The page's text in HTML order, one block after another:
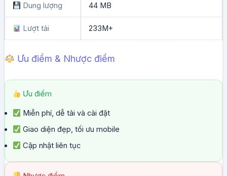
Dung lượng 44 MB
Lượt tải 233M+
Ưu điểm & Nhược điểm
Ưu điểm
Miễn phí, dễ tải và cài đặt
Giao diện đẹp, tối ưu mobile
Cập nhật liên tục